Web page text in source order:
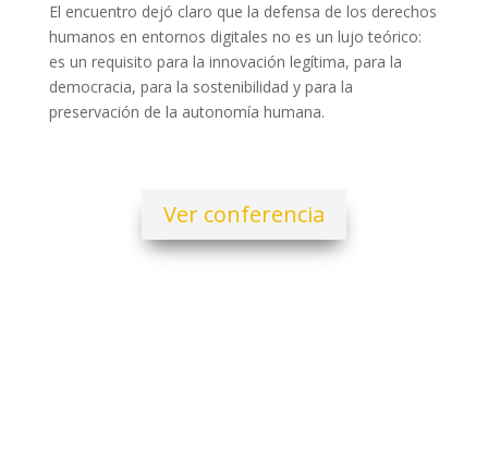
El encuentro dejó claro que la defensa de los derechos
humanos en entornos digitales no es un lujo teórico:
es un requisito para la innovación legítima, para la
democracia, para la sostenibilidad y para la
preservación de la autonomía humana.
Ver conferencia